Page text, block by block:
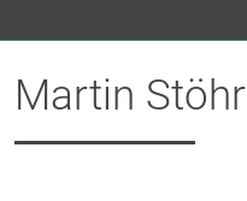
Martin Stöhr